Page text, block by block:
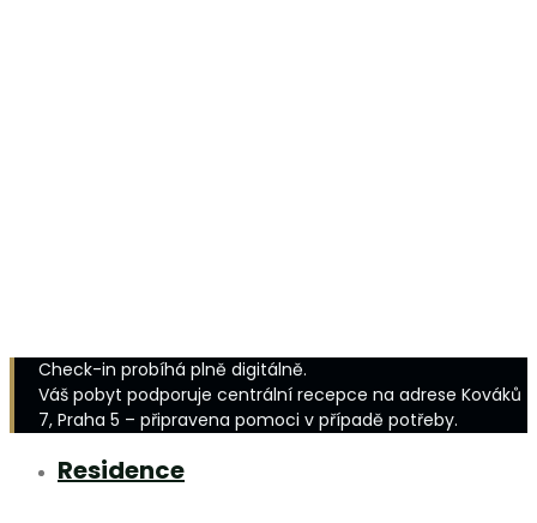
Check-in probíhá plně digitálně.
Váš pobyt podporuje centrální recepce na adrese Kováků
7, Praha 5 – připravena pomoci v případě potřeby.
Residence